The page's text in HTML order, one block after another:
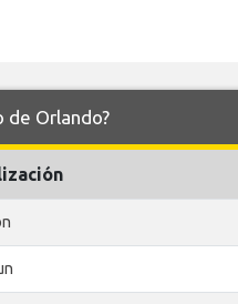
de Orlando?